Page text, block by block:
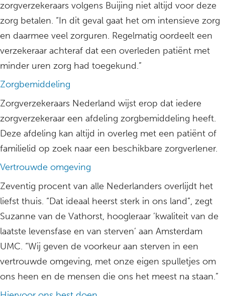
zorgverzekeraars volgens Buijing niet altijd voor deze
zorg betalen. “In dit geval gaat het om intensieve zorg
en daarmee veel zorguren. Regelmatig oordeelt een
verzekeraar achteraf dat een overleden patiënt met
minder uren zorg had toegekund.”
Zorgbemiddeling
Zorgverzekeraars Nederland wijst erop dat iedere
zorgverzekeraar een afdeling zorgbemiddeling heeft.
Deze afdeling kan altijd in overleg met een patiënt of
familielid op zoek naar een beschikbare zorgverlener.
Vertrouwde omgeving
Zeventig procent van alle Nederlanders overlijdt het
liefst thuis. “Dat ideaal heerst sterk in ons land”, zegt
Suzanne van de Vathorst, hoogleraar ’kwaliteit van de
laatste levensfase en van sterven’ aan Amsterdam
UMC. “Wij geven de voorkeur aan sterven in een
vertrouwde omgeving, met onze eigen spulletjes om
ons heen en de mensen die ons het meest na staan.”